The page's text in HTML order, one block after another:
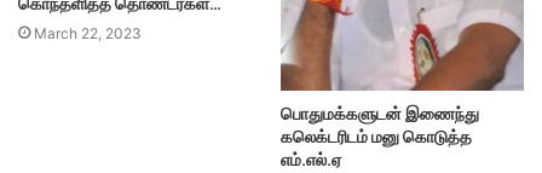
March 22, 2023
பொது‌மக்களுடன் இணைந்து
கலெக்டரிடம் ‌‌மனு கொடுத்த
எம்.எல்.ஏ